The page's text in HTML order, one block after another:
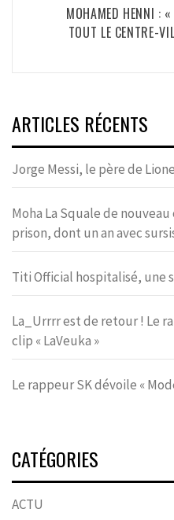
MOHAMED HENNI :
TOUT LE CENTRE-
ARTICLES RÉCENTS
Jorge Messi, le père de
Moha La Squale de
prison, dont un an avec
Titi Official hospitalisé, une
La_Urrrr est de retour ! Le
clip « LaVeuka »
Le rappeur SK dévoile «
CATÉGORIES
ACTU